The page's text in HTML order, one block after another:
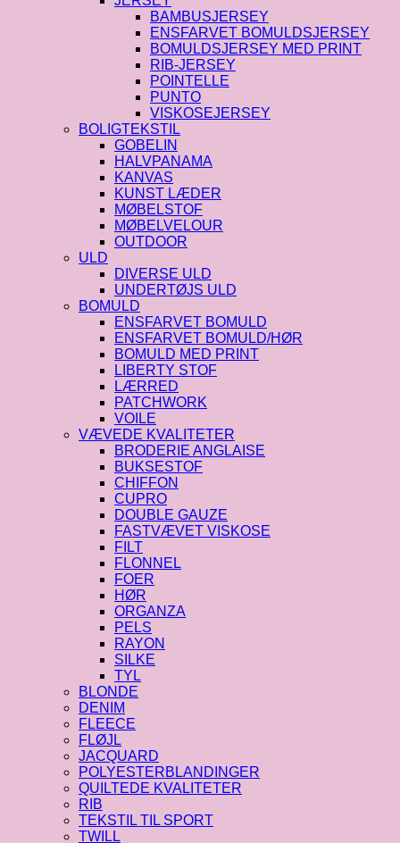
BAMBUSJERSEY
ENSFARVET BOMULDSJERSEY
BOMULDSJERSEY MED PRINT
RIB-JERSEY
POINTELLE
PUNTO
VISKOSEJERSEY
BOLIGTEKSTIL
GOBELIN
HALVPANAMA
KANVAS
KUNST LÆDER
MØBELSTOF
MØBELVELOUR
OUTDOOR
ULD
DIVERSE ULD
UNDERTØJS ULD
BOMULD
ENSFARVET BOMULD
ENSFARVET BOMULD/HØR
BOMULD MED PRINT
LIBERTY STOF
LÆRRED
PATCHWORK
VOILE
VÆVEDE KVALITETER
BRODERIE ANGLAISE
BUKSESTOF
CHIFFON
CUPRO
DOUBLE GAUZE
FASTVÆVET VISKOSE
FILT
FLONNEL
FOER
HØR
ORGANZA
PELS
RAYON
SILKE
TYL
BLONDE
DENIM
FLEECE
FLØJL
JACQUARD
POLYESTERBLANDINGER
QUILTEDE KVALITETER
RIB
TEKSTIL TIL SPORT
TWILL